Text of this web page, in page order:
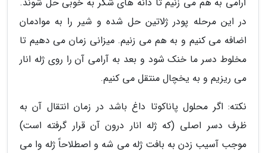
در این مرحله پودر ژلاتین حل شده و شیر را به موادمان
اضافه می کنیم و به هم می زنیم. میزانی زمان می دهیم تا
مخلوط دسر ما خنک شود و بعد به آرامی آن را روی ژله انار
می ریزیم و به یخچال منتقل می کنیم.
نکته: اگر محلول پاناکوتا داغ باشد در زمان انتقال آن به
ظرف دسر اصلی (که ژله انار درون آن قرار گرفته است)
موجب آسیب زدن به بافت ژله می شه و اصطلاحاً ژله وا می